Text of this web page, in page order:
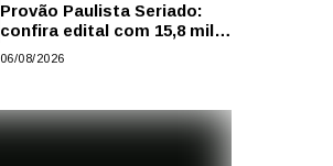
Provão Paulista Seriado:
confira edital com 15,8 mil
vagas para ensino superior
06/08/2026